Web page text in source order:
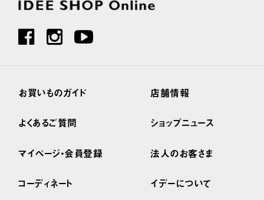
お買いものガイド
よくあるご質問
マイページ・会員登録
コーディネート
店舗情報
ショップニュース
法人のお客さま
イデーについて